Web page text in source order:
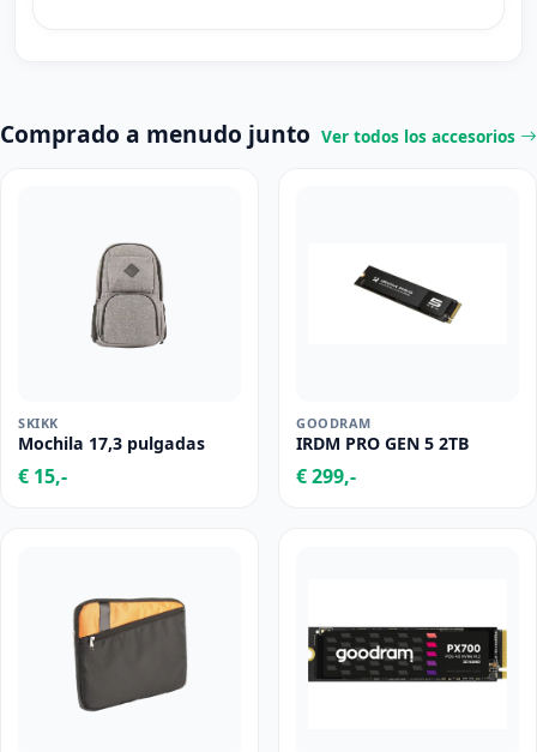
Comprado a menudo junto Ver todos los accesorios
SKIKK
Mochila 17,3 pulgadas
€ 15,-
GOODRAM
IRDM PRO GEN 5 2TB
€ 299,-